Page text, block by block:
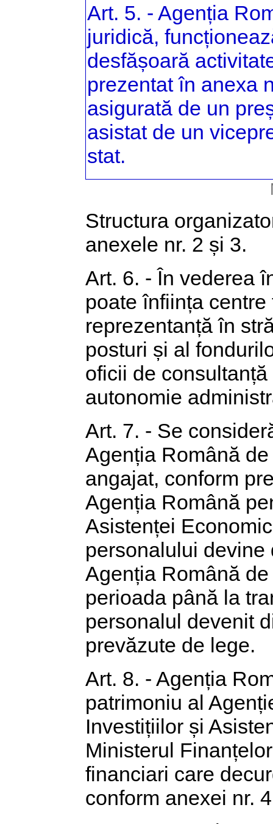
Art. 5. - Agenția
juridică,
desfășoară
prezentat în anexa
asigurată de un
asistat de un
stat.
Structura
anexele nr. 2 și 3.
Art. 6. - În vederea
poate înființa
reprezentanță în
posturi și al
oficii de
autonomie
Art. 7. - Se
Agenția Română
angajat, conform
Agenția Română
Asistenței
personalului
Agenția Română
perioada până la
personalul devenit
prevăzute de lege.
Art. 8. - Agenția
patrimoniu al
Investițiilor și
Ministerul
financiari care
conform anexei nr.